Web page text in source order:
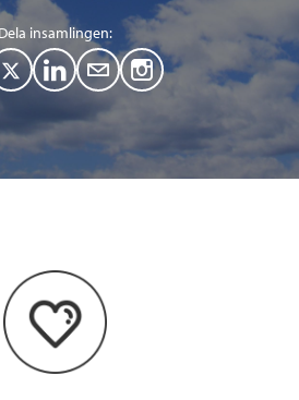
Dela insamlingen:
T
e
L
i
I
n
M
a
i